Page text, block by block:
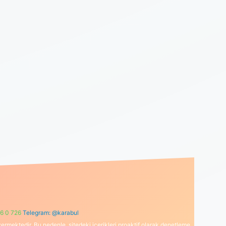
0 726 Telegram: @karabul